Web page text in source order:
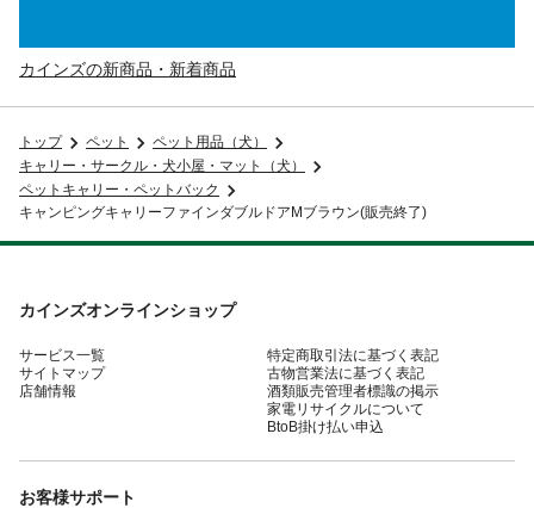
カインズの新商品・新着商品
トップ ペット
ペット用品（犬）
キャリー・サークル・犬小屋・マット（犬）
ペットキャリー・ペットバック
キャンピングキャリーファインダブルドアMブラウン(販売終了)
カインズオンラインショップ
サービス一覧
サイトマップ
店舗情報
特定商取引法に基づく表記
古物営業法に基づく表記
酒類販売管理者標識の掲示
家電リサイクルについて
BtoB掛け払い申込
お客様サポート